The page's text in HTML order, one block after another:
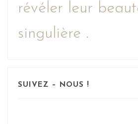
révéler leur
singulière .
SUIVEZ – NOUS !